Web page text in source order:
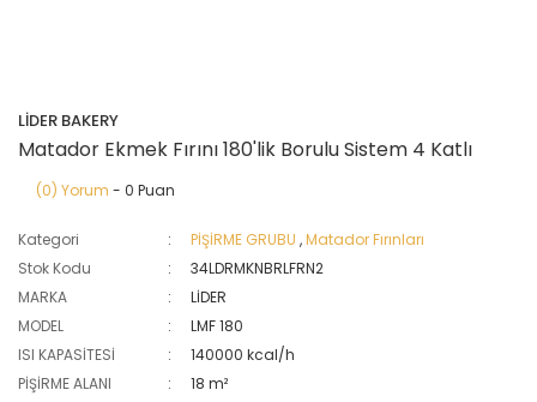
LİDER BAKERY
Matador Ekmek Fırını 180'lik Borulu Sistem 4 Katlı
(0) Yorum - 0 Puan
Kategori PİŞİRME GRUBU ,Matador Fırınları
Stok Kodu
34LDRMKNBRLFRN2
MARKA
LİDER
MODEL
LMF 180
ISI KAPASİTESİ
140000 kcal/h
PİŞİRME ALANI
18 m²